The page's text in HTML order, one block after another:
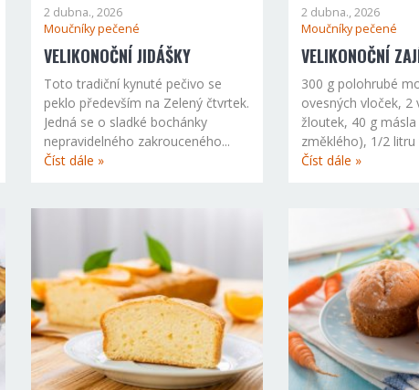
2 dubna., 2026
Moučníky pečené
VELIKONOČNÍ JIDÁŠKY
Toto tradiční kynuté pečivo se
peklo především na Zelený čtvrtek.
Jedná se o sladké bochánky
nepravidelného zakrouceného...
Číst dále »
2 dubna., 2026
Moučníky pečené
VELIKONOČNÍ
300 g polohrubé
ovesných vloček, 2
žloutek, 40 g
změklého), 1/2 litru
Číst dále »